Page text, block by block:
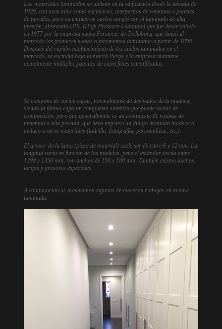
Los materiales laminados se utilizan en la edificación desde la década de
1920, con usos tales como encimeras, antepechos de ventanas o paneles
de paredes, pero su empleo en suelos surgió con el laminado de alta
presión, abreviado HPL (High Pressure Laminate) que fue desarrollado
en 1977 por la empresa sueca Perstorp, de Trelleborg, que lanzó al
mercado los primeros suelos o pavimentos laminados a partir de 1890.
Después del rápido establecimiento de los suelos laminados en el
mercado, se escindió bajo la marca Pergo y la empresa mantiene
actualmente múltiples patentes de superficies estratificadas.
Se compone de varias capas, normalmente de derivados de la madera,
siendo la última capa un compuesto sintético que puede variar de
composición, pero que generalmente es un compuesto de resinas de
melenina a alta presión, que lleva impreso un dibujo imitando madera o
incluso a otros materiales (ladrillo, fotografías personalizas, etc.).
El grosor de la lama (pieza de material) suele ser de entre 6 y 12 mm. La
longitud varía en función de los modelos, pero el estándar oscila entre
1280 y 1350 mm, con anchos de 150 y 180 mm. También existen anchos,
largos y grosores especiales.
A continuación os mostramos algunos de nuestros trabajos en tarima
laminada.